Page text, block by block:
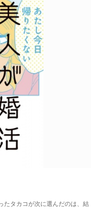
たタカコが次に選んだのは、結